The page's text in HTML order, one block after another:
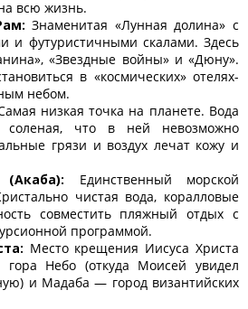
всю жизнь.
Знаменитая «Лунная долина» с
и футуристичными скалами. Здесь
«Звездные войны» и «Дюну».
в «космических» отелях-
небом.
низкая точка на планете. Вода
соленая, что в ней невозможно
грязи и воздух лечат кожу и
(Акаба): Единственный морской
чистая вода, коралловые
совместить пляжный отдых с
программой.
Место крещения Иисуса Христа
Небо (откуда Моисей увидел
и Мадаба — город византийских